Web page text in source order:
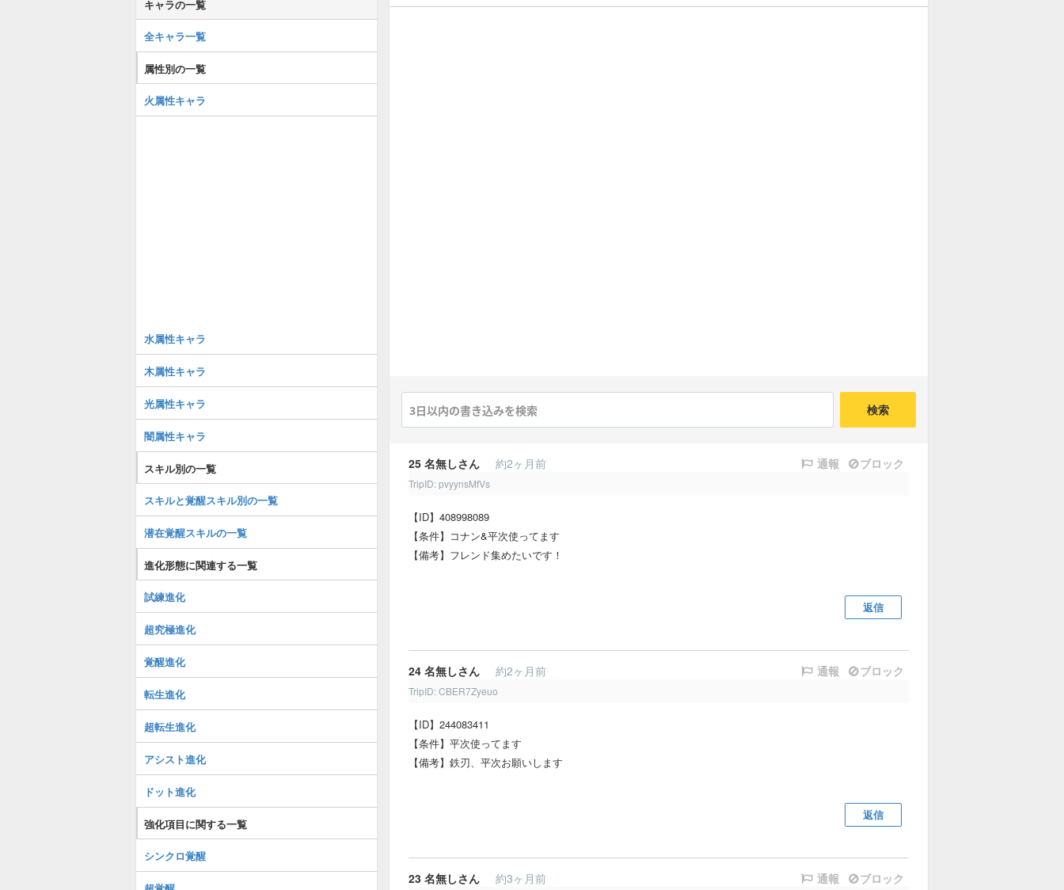
検索
25 名無しさん 約2ヶ月前 通報 ブロック
TripID: pvyynsMfVs
【ID】408998089
【条件】コナン&平次使ってます
【備考】フレンド集めたいです！
返信
24 名無しさん 約2ヶ月前 通報 ブロック
TripID: CBER7Zyeuo
【ID】244083411
【条件】平次使ってます
【備考】鉄刃、平次お願いします
返信
23 名無しさん 約3ヶ月前 通報 ブロック
キャラの一覧
全キャラ一覧
属性別の一覧
火属性キャラ
水属性キャラ
木属性キャラ
光属性キャラ
闇属性キャラ
スキル別の一覧
スキルと覚醒スキル別の一覧
潜在覚醒スキルの一覧
進化形態に関連する一覧
試練進化
超究極進化
覚醒進化
転生進化
超転生進化
アシスト進化
ドット進化
強化項目に関する一覧
シンクロ覚醒